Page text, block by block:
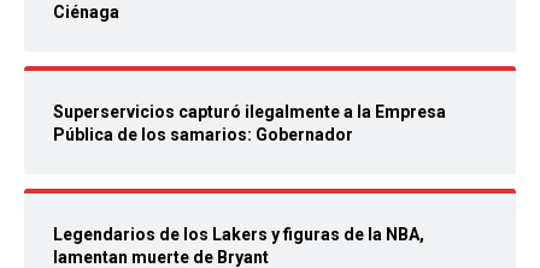
Ciénaga
Superservicios capturó ilegalmente a la Empresa
Pública de los samarios: Gobernador
Legendarios de los Lakers y figuras de la NBA,
lamentan muerte de Bryant